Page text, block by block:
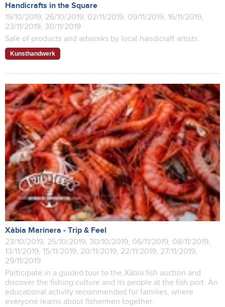
Handicrafts in the Square
19/10/2019, 26/10/2019, 02/11/2019, 09/11/2019, 16/11/2019,
23/11/2019, 30/11/2019
Sale of products and artworks by local handicraft artists.
Kunsthandwerk
Xàbia Marinera - Trip & Feel
23/10/2019, 25/10/2019, 30/10/2019, 06/11/2019, 08/11/2019,
13/11/2019, 15/11/2019, 20/11/2019, 22/11/2019, 27/11/2019,
29/11/2019
Participate in a guided tour to the Xàbia fish auction and
discover the fishing culture and its people at the fish port. An
educational activity recommended for families, where
everyone learns about fishermen together.